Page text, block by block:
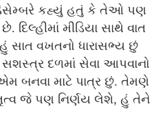
કહ્યું હતું કે તેઓ પણ
દિલ્હીમાં મીડિયા સાથે વાત
સાત વખતનો ધારાસભ્ય છું
સશસ્ત્ર દળમાં સેવા આપવાનો
બનવા માટે પાત્ર છું. તેમણે
જે પણ નિર્ણય લેશે, હું તેને